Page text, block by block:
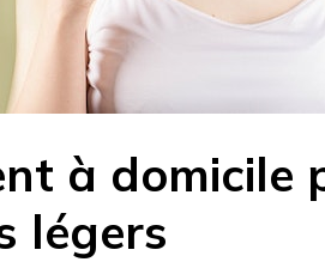
à domicile
légers